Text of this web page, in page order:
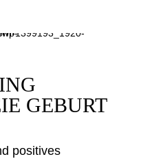
GEBURT
positives